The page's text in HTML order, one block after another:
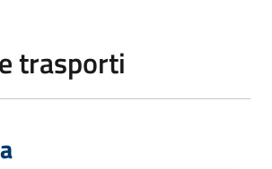
trasporti